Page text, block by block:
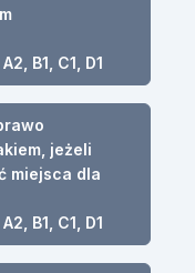
B1, C1, D1
jeżeli
miejsca dla
B1, C1, D1